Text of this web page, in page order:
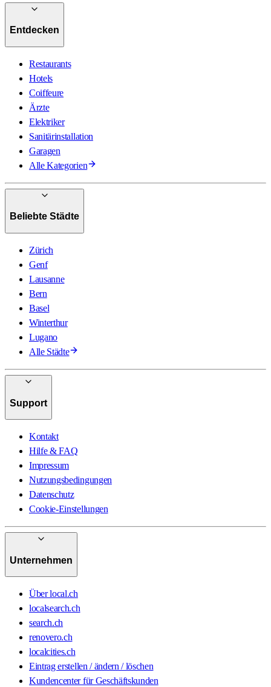
Entdecken
Restaurants
Hotels
Coiffeure
Ärzte
Elektriker
Sanitärinstallation
Garagen
Alle Kategorien
Beliebte Städte
Zürich
Genf
Lausanne
Bern
Basel
Winterthur
Lugano
Alle Städte
Support
Kontakt
Hilfe & FAQ
Impressum
Nutzungsbedingungen
Datenschutz
Cookie-Einstellungen
Unternehmen
Über local.ch
localsearch.ch
search.ch
renovero.ch
localcities.ch
Eintrag erstellen / ändern / löschen
Kundencenter für Geschäftskunden